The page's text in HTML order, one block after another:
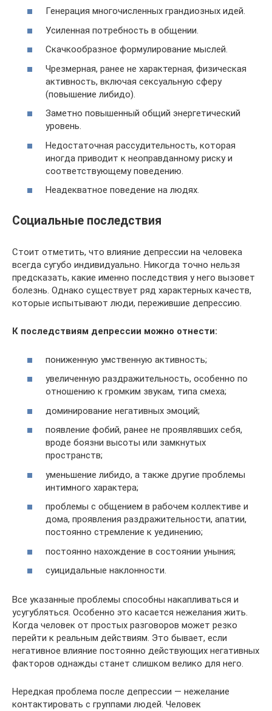
Генерация многочисленных грандиозных идей.
Усиленная потребность в общении.
Скачкообразное формулирование мыслей.
Чрезмерная, ранее не характерная, физическая
активность, включая сексуальную сферу
(повышение либидо).
Заметно повышенный общий энергетический
уровень.
Недостаточная рассудительность, которая
иногда приводит к неоправданному риску и
соответствующему поведению.
Неадекватное поведение на людях.
Социальные последствия
Стоит отметить, что влияние депрессии на человека
всегда сугубо индивидуально. Никогда точно нельзя
предсказать, какие именно последствия у него вызовет
болезнь. Однако существует ряд характерных качеств,
которые испытывают люди, пережившие депрессию.
К последствиям депрессии можно отнести:
пониженную умственную активность;
увеличенную раздражительность, особенно по
отношению к громким звукам, типа смеха;
доминирование негативных эмоций;
появление фобий, ранее не проявлявших себя,
вроде боязни высоты или замкнутых
пространств;
уменьшение либидо, а также другие проблемы
интимного характера;
проблемы с общением в рабочем коллективе и
дома, проявления раздражительности, апатии,
постоянно стремление к уединению;
постоянно нахождение в состоянии уныния;
суицидальные наклонности.
Все указанные проблемы способны накапливаться и
усугубляться. Особенно это касается нежелания жить.
Когда человек от простых разговоров может резко
перейти к реальным действиям. Это бывает, если
негативное влияние постоянно действующих негативных
факторов однажды станет слишком велико для него.
Нередкая проблема после депрессии — нежелание
контактировать с группами людей. Человек